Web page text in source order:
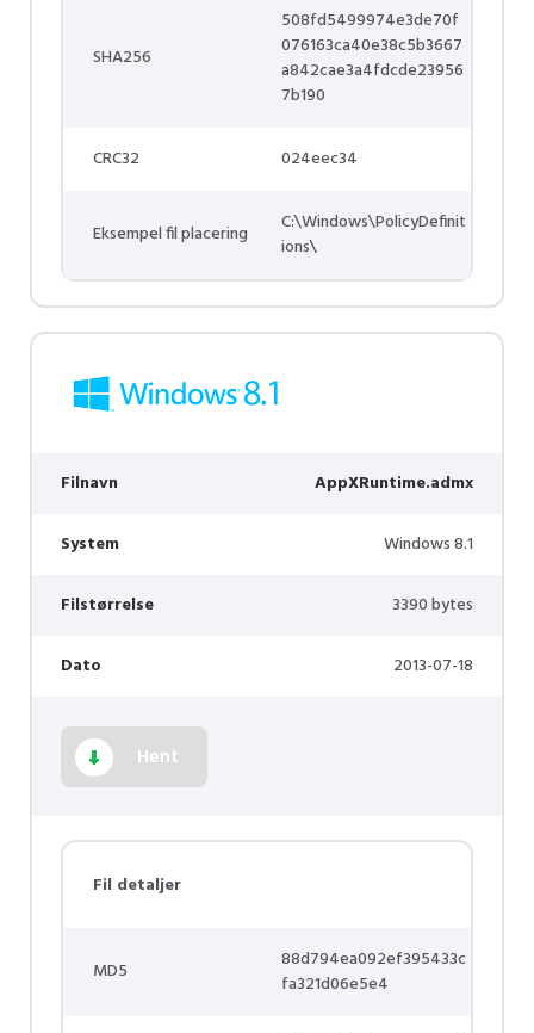
SHA256
508fd5499974e3de70f
076163ca40e38c5b3667
a842cae3a4fdcde23956
7b190
CRC32 024eec34
Eksempel fil placering
C:\Windows\PolicyDefinit
ions\
Filnavn AppXRuntime.admx
System Windows 8.1
Filstørrelse 3390 bytes
Dato 2013-07-18
Hent
Fil detaljer
MD5
88d794ea092ef395433c
fa321d06e5e4